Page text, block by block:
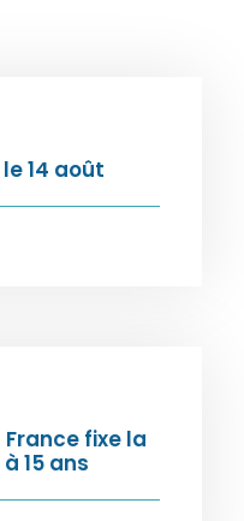
14 août
France fixe la
15 ans